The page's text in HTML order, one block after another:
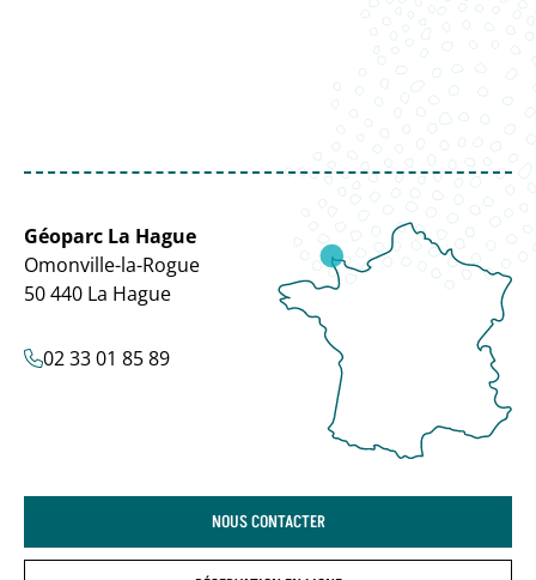
Géoparc La Hague
Omonville-la-Rogue
50 440 La Hague
02 33 01 85 89
NOUS CONTACTER